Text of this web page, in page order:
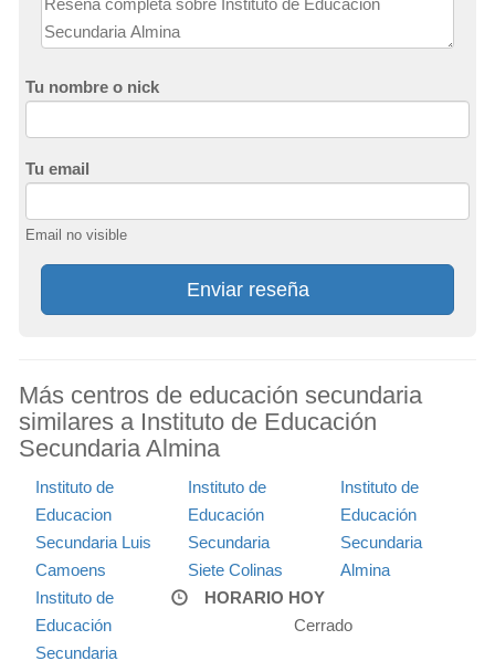
Tu nombre o nick
Tu email
Email no visible
Enviar reseña
Más centros de educación secundaria
similares a Instituto de Educación
Secundaria Almina
Instituto de
Educacion
Secundaria Luis
Camoens
Instituto de
Educación
Secundaria
Siete Colinas
Instituto de
Educación
Secundaria
Almina
Instituto de
Educación
Secundaria
HORARIO HOY
Cerrado